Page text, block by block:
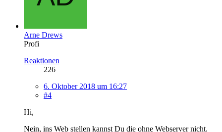
Arne Drews
Profi
Reaktionen
226
6. Oktober 2018 um 16:27
#4
Hi,
Nein, ins Web stellen kannst Du die ohne Webserver nicht.